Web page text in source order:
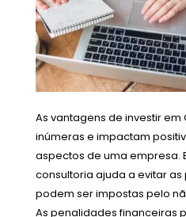
As vantagens de investir em
inúmeras e impactam
aspectos de uma empresa.
consultoria ajuda a evitar
podem ser impostas pelo
As penalidades financeiras